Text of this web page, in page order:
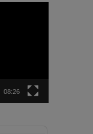
08:26